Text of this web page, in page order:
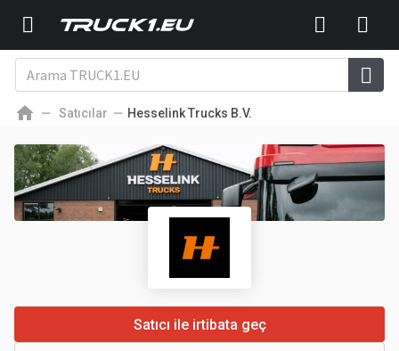
Satıcılar Hesselink Trucks B.V.
Satıcı ile irtibata geç